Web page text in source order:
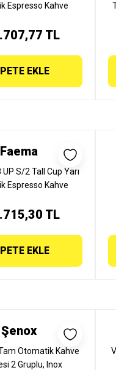
Espresso Kahve
TL
EKLE
Faema
UP S/2 Tall Cup Yarı
Espresso Kahve
TALL CUP
TL
EKLE
Şenox
Otomatik Kahve
2 Gruplu, Inox